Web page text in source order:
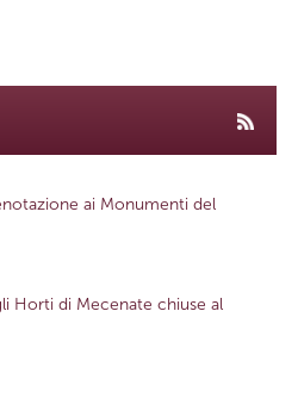
ai Monumenti del
Horti di Mecenate chiuse al